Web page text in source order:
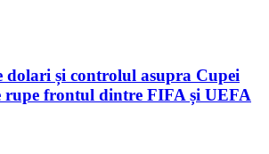
dolari și controlul asupra Cupei
rupe frontul dintre FIFA și UEFA